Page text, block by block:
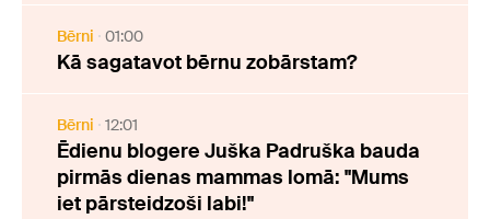
Bērni 01:00
Kā sagatavot bērnu zobārstam?
Bērni 12:01
Ēdienu blogere Juška Padruška bauda
pirmās dienas mammas lomā: "Mums
iet pārsteidzoši labi!"